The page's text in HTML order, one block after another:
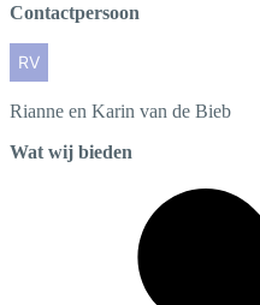
Contactpersoon
Rianne en Karin van de Bieb
Wat wij bieden